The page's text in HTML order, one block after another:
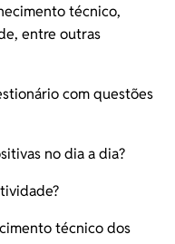
técnico,
entre outras
com questões
no dia a dia?
técnico dos